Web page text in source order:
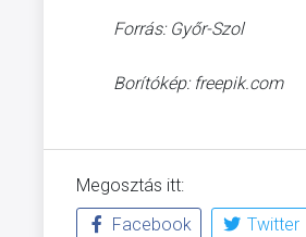
Forrás: Győr-Szol
Borítókép: freepik.com
Megosztás itt:
Facebook
Twitter